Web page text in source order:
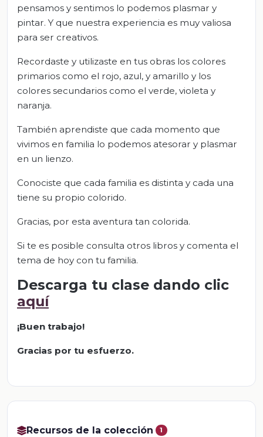
pensamos y sentimos lo podemos plasmar y
pintar. Y que nuestra experiencia es muy valiosa
para ser creativos.
Recordaste y utilizaste en tus obras los colores
primarios como el rojo, azul, y amarillo y los
colores secundarios como el verde, violeta y
naranja.
También aprendiste que cada momento que
vivimos en familia lo podemos atesorar y plasmar
en un lienzo.
Conociste que cada familia es distinta y cada una
tiene su propio colorido.
Gracias, por esta aventura tan colorida.
Si te es posible consulta otros libros y comenta el
tema de hoy con tu familia.
Descarga tu clase dando clic
aquí
¡Buen trabajo!
Gracias por tu esfuerzo.
Recursos de la colección 1